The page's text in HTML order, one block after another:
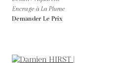
Encrage à La Plume
Demander Le Prix